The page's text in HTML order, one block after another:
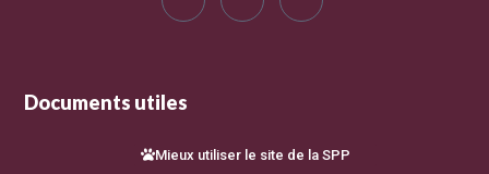
Documents utiles
Mieux utiliser le site de la SPP